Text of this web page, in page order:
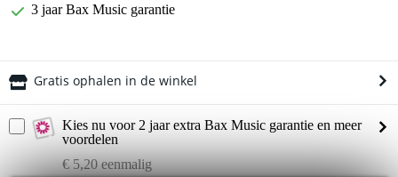
3 jaar Bax Music garantie
Gratis ophalen in de winkel
Kies nu voor 2 jaar extra Bax Music garantie en meer
voordelen
€ 5,20 eenmalig